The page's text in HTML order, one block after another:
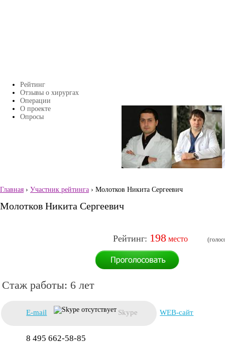
Главное меню
Рейтинг
Отзывы о хирургах
Операции
О проекте
Опросы
Страницы
Главная › Участник рейтинга › Молотков Никита Сергеевич
Молотков Никита Сергеевич
198
6 лет
E-mail Skype WEB-сайт
8 495 662-58-85